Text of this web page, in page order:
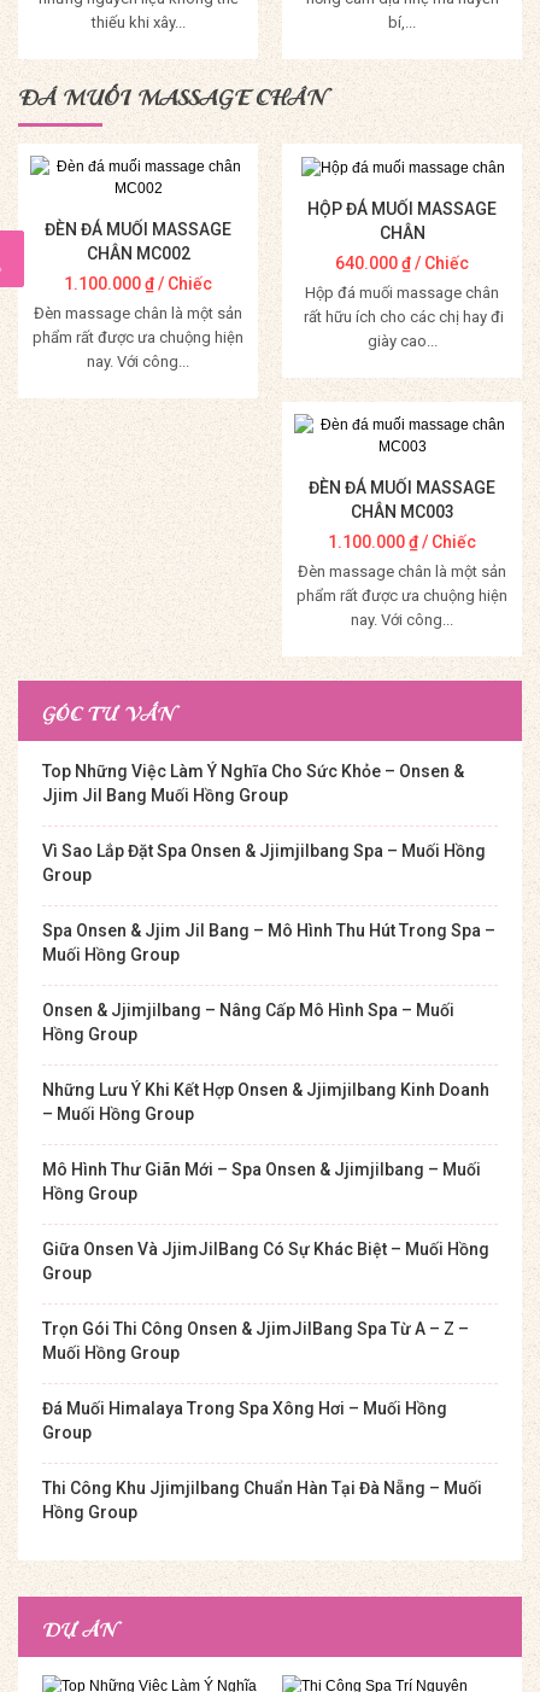
thiếu khi xây...
Mua Hàng
bí,...
Mua Hàng
ĐÁ MUỐI MASSAGE CHÂN
ĐÈN ĐÁ MUỐI MASSAGE
CHÂN MC002
1.100.000₫/ Chiếc
Đèn massage chân là một sản
phẩm rất được ưa chuộng hiện
nay. Với công...
Mua Hàng
HỘP ĐÁ MUỐI MASSAGE
CHÂN
640.000₫/ Chiếc
Hộp đá muối massage chân
rất hữu ích cho các chị hay đi
giày cao...
Mua Hàng
ĐÈN ĐÁ MUỐI MASSAGE
CHÂN MC003
1.100.000₫/ Chiếc
Đèn massage chân là một sản
phẩm rất được ưa chuộng hiện
nay. Với công...
Mua Hàng
GÓC TƯ VẤN
Top Những Việc Làm Ý Nghĩa Cho Sức Khỏe – Onsen &
Jjim Jil Bang Muối Hồng Group
Vì Sao Lắp Đặt Spa Onsen & Jjimjilbang Spa – Muối Hồng
Group
Spa Onsen & Jjim Jil Bang – Mô Hình Thu Hút Trong Spa –
Muối Hồng Group
Onsen & Jjimjilbang – Nâng Cấp Mô Hình Spa – Muối
Hồng Group
Những Lưu Ý Khi Kết Hợp Onsen & Jjimjilbang Kinh Doanh
– Muối Hồng Group
Mô Hình Thư Giãn Mới – Spa Onsen & Jjimjilbang – Muối
Hồng Group
Giữa Onsen Và JjimJilBang Có Sự Khác Biệt – Muối Hồng
Group
Trọn Gói Thi Công Onsen & JjimJilBang Spa Từ A – Z –
Muối Hồng Group
Đá Muối Himalaya Trong Spa Xông Hơi – Muối Hồng
Group
Thi Công Khu Jjimjilbang Chuẩn Hàn Tại Đà Nẵng – Muối
Hồng Group
DỰ ÁN